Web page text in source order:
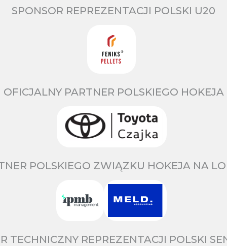
SPONSOR REPREZENTACJI POLSKI U20
OFICJALNY PARTNER POLSKIEGO HOKEJA
POLSKIEGO ZWIĄZKU HOKEJA NA
TECHNICZNY REPREZENTACJI POLSKI